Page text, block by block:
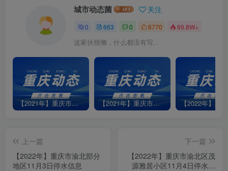
城市动态菌 关注
0 663 0 6770 69.8W+
这家伙很懒，什么都没有写...
【2021年】重庆市江北部分地区1月7日停水信息 【2021年】重庆市渝北区龙平支街4号小区5月21日停水信息
上一篇
【2022年】重庆市渝北部分
地区11月3日停水信息
下一篇
【2022年】重庆市渝北区茂
源雅居小区11月4日停水信